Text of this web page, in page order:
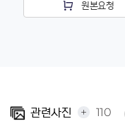
원본요청
관련사진 + 110